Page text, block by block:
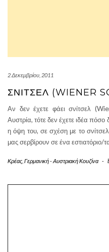
2 Δεκεμβρίου, 2011
ΣΝΊΤΣΕΛ (WIENER
Αν δεν έχετε φάει σνίτσελ
Αυστρία, τότε δεν έχετε ιδέα πόσο
η όψη του, σε σχέση με το
μας σερβίρουν σε ένα
Κρέας Γερμανική - Αυστριακή Κουζίνα -